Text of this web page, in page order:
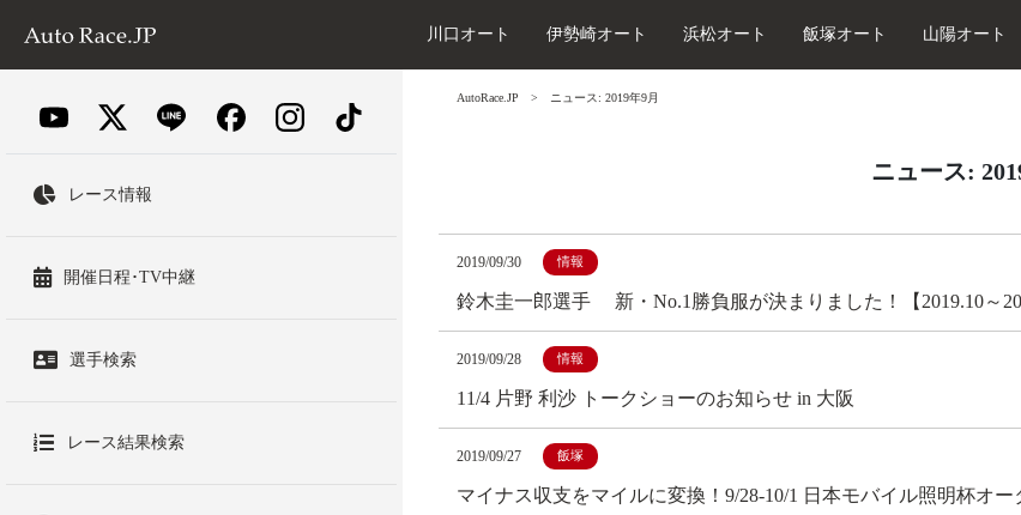
川口オート 伊勢崎オート 浜松オート 飯塚オート 山陽オート
レース情報
開催日程･TV中継
選手検索
レース結果検索
AutoRace.JP ニュース: 2019年9月
ニュース:
2019/09/30 情報
鈴木圭一郎選手 新・No.1勝負服が決まりました！【2019.10～
2019/09/28 情報
11/4 片野 利沙 トークショーのお知らせ in 大阪
2019/09/27 飯塚
マイナス収支をマイルに変換！9/28-10/1 日本モバイル照明杯オ